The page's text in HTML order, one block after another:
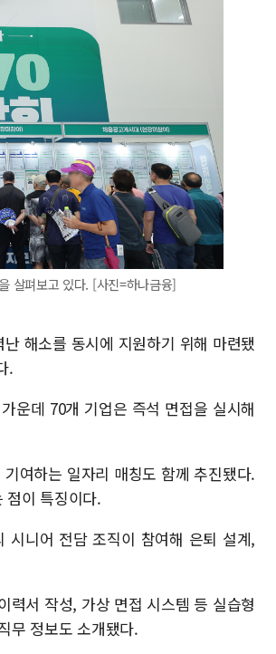
살펴보고 있다. [사진=하나금융]
해소를 동시에 지원하기 위해 마련됐
.
운데 70개 기업은 즉석 면접을 실시해
여하는 일자리 매칭도 함께 추진됐다.
점이 특징이다.
시니어 전담 조직이 참여해 은퇴 설계,
력서 작성, 가상 면접 시스템 등 실습형
무 정보도 소개됐다.